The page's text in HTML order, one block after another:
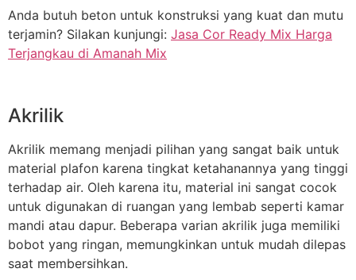
Anda butuh beton untuk konstruksi yang kuat dan mutu
terjamin? Silakan kunjungi: Jasa Cor Ready Mix Harga
Terjangkau di Amanah Mix
Akrilik
Akrilik memang menjadi pilihan yang sangat baik untuk
material plafon karena tingkat ketahanannya yang tinggi
terhadap air. Oleh karena itu, material ini sangat cocok
untuk digunakan di ruangan yang lembab seperti kamar
mandi atau dapur. Beberapa varian akrilik juga memiliki
bobot yang ringan, memungkinkan untuk mudah dilepas
saat membersihkan.